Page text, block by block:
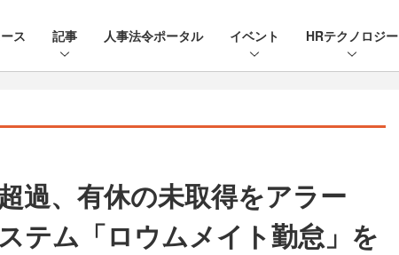
ス 記事 人事法令ポータル イベント HRテクノロジー
過、有休の未取得をアラー
テム「ロウムメイト勤怠」を